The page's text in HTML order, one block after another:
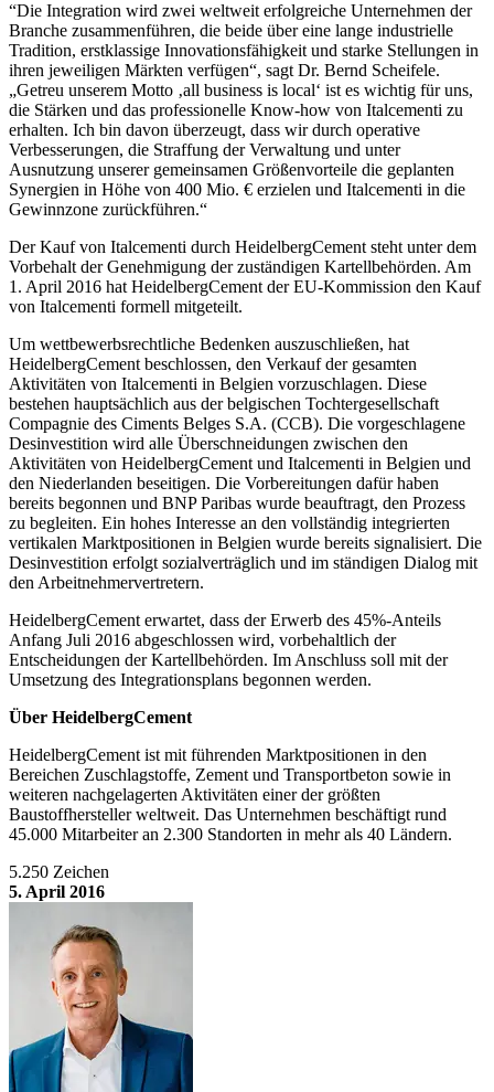
“Die Integration wird zwei weltweit erfolgreiche Unternehmen der
Branche zusammenführen, die beide über eine lange industrielle
Tradition, erstklassige Innovationsfähigkeit und starke Stellungen in
ihren jeweiligen Märkten verfügen“, sagt Dr. Bernd Scheifele.
„Getreu unserem Motto ‚all business is local‘ ist es wichtig für uns,
die Stärken und das professionelle Know-how von Italcementi zu
erhalten. Ich bin davon überzeugt, dass wir durch operative
Verbesserungen, die Straffung der Verwaltung und unter
Ausnutzung unserer gemeinsamen Größenvorteile die geplanten
Synergien in Höhe von 400 Mio. € erzielen und Italcementi in die
Gewinnzone zurückführen.“
Der Kauf von Italcementi durch HeidelbergCement steht unter dem
Vorbehalt der Genehmigung der zuständigen Kartellbehörden. Am
1. April 2016 hat HeidelbergCement der EU-Kommission den Kauf
von Italcementi formell mitgeteilt.
Um wettbewerbsrechtliche Bedenken auszuschließen, hat
HeidelbergCement beschlossen, den Verkauf der gesamten
Aktivitäten von Italcementi in Belgien vorzuschlagen. Diese
bestehen hauptsächlich aus der belgischen Tochtergesellschaft
Compagnie des Ciments Belges S.A. (CCB). Die vorgeschlagene
Desinvestition wird alle Überschneidungen zwischen den
Aktivitäten von HeidelbergCement und Italcementi in Belgien und
den Niederlanden beseitigen. Die Vorbereitungen dafür haben
bereits begonnen und BNP Paribas wurde beauftragt, den Prozess
zu begleiten. Ein hohes Interesse an den vollständig integrierten
vertikalen Marktpositionen in Belgien wurde bereits signalisiert. Die
Desinvestition erfolgt sozialverträglich und im ständigen Dialog mit
den Arbeitnehmervertretern.
HeidelbergCement erwartet, dass der Erwerb des 45%-Anteils
Anfang Juli 2016 abgeschlossen wird, vorbehaltlich der
Entscheidungen der Kartellbehörden. Im Anschluss soll mit der
Umsetzung des Integrationsplans begonnen werden.
Über HeidelbergCement
HeidelbergCement ist mit führenden Marktpositionen in den
Bereichen Zuschlagstoffe, Zement und Transportbeton sowie in
weiteren nachgelagerten Aktivitäten einer der größten
Baustoffhersteller weltweit. Das Unternehmen beschäftigt rund
45.000 Mitarbeiter an 2.300 Standorten in mehr als 40 Ländern.
5.250 Zeichen
5. April 2016